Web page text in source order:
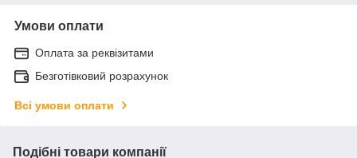
Умови оплати
Оплата за реквізитами
Безготівковий розрахунок
Всі умови оплати
Подібні товари компанії